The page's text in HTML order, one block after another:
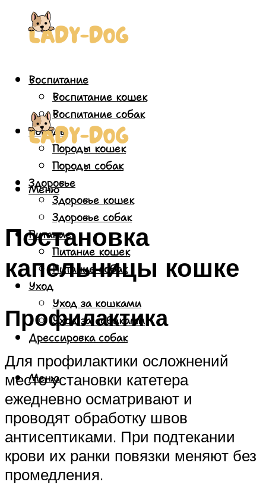
Воспитание
Воспитание кошек
Воспитание собак
Породы
Породы кошек
Породы собак
Здоровье
Здоровье кошек
Здоровье собак
Питание
Питание кошек
Питание собак
Уход
Уход за кошками
Уход за собаками
Дрессировка собак
Меню
Меню
Постановка
капельницы кошке
Профилактика
Для профилактики осложнений
место установки катетера
ежедневно осматривают и
проводят обработку швов
антисептиками. При подтекании
крови их ранки повязки меняют без
промедления.